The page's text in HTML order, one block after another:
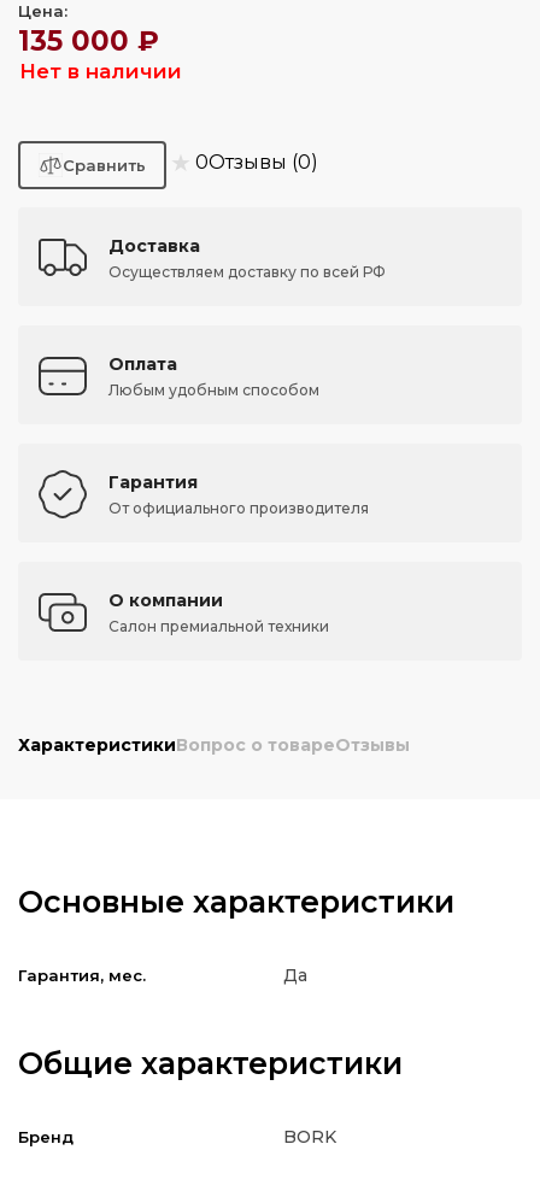
Цена:
135 000 ₽
Нет в наличии
★ 0Отзывы (0)
Доставка
Осуществляем доставку по всей РФ
Оплата
Любым удобным способом
Гарантия
От официального производителя
О компании
Салон премиальной техники
ХарактеристикиВопрос о товареОтзывы
Основные характеристики
Гарантия, мес. Да
Общие характеристики
Бренд BORK